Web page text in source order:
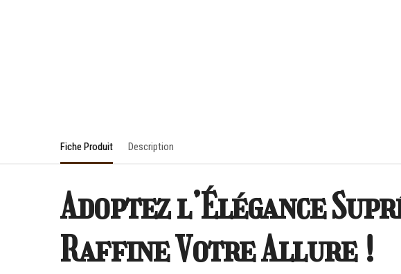
Fiche Produit Description
Adoptez l’Élégance
Raffine Votre Allure !